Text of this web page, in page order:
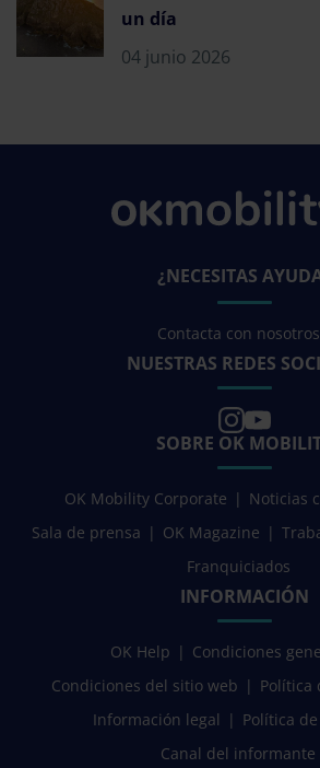
un día
04 junio 2026
¿NECESITAS
Contacta con nosotros
NUESTRAS REDES
SOBRE OK
OK Mobility Corporate
Noticias
Sala de prensa
OK Magazine
Franquiciados
INFORMACIÓN
OK Help
Condiciones
Condiciones del sitio web
Política
Información legal
Política
Canal del informante